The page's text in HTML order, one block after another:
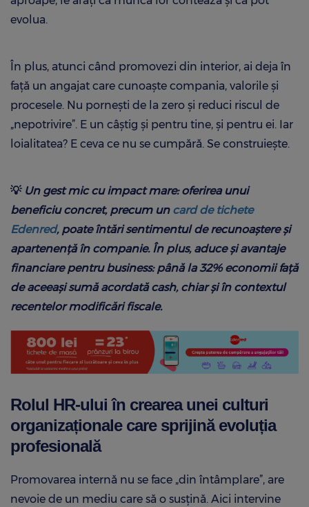
evolua.
În plus, atunci când promovezi din interior, ai deja în
față un angajat care cunoaște compania, valorile și
procesele. Nu pornești de la zero și reduci riscul de
„nepotrivire”. E un câștig și pentru tine, și pentru ei. Iar
loialitatea? E ceva ce nu se cumpără. Se construiește.
💡 Un gest mic cu impact mare: oferirea unui
beneficiu concret, precum un card de tichete
Edenred, poate întări sentimentul de recunoaștere și
apartenență în companie. În plus, aduce și avantaje
financiare pentru business: până la 32% economii față
de aceeași sumă acordată cash, chiar și în contextul
recentelor modificări fiscale.
Rolul HR-ului în crearea unei culturi
organizaționale care sprijină evoluția
profesională
Promovarea internă nu se face „din întâmplare”, are
nevoie de un mediu care să o susțină. Aici intervine